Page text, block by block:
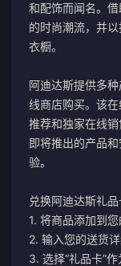
和配饰而闻名。
的时尚潮流，并
衣橱。
阿迪达斯提供多
线商店购买。该
推荐和独家在线
即将推出的产品
验。
兑换阿迪达斯礼品
1. 将商品添加到您
2. 输入您的送货
3. 选择“礼品卡”作